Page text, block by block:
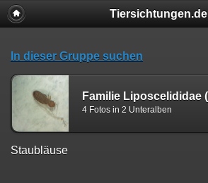
Tiersichtungen.de
In dieser Gruppe suchen
4 Fotos in 2 Unteralben
Staubläuse